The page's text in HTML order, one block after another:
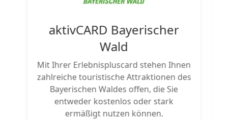
aktivCARD Bayerischer
Wald
Mit Ihrer Erlebnispluscard stehen Ihnen
zahlreiche touristische Attraktionen des
Bayerischen Waldes offen, die Sie
entweder kostenlos oder stark
ermäßigt nutzen können.